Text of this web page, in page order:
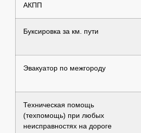
АКПП
Буксировка за км. пути
Эвакуатор по межгороду
Техническая помощь
(техпомощь) при любых
неисправностях на дороге